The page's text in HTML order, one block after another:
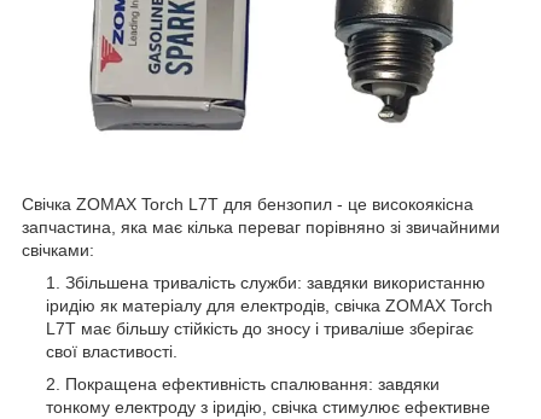
Свічка ZOMAX Torch L7T для бензопил - це високоякісна
запчастина, яка має кілька переваг порівняно зі звичайними
свічками:
Збільшена тривалість служби: завдяки використанню
іридію як матеріалу для електродів, свічка ZOMAX Torch
L7T має більшу стійкість до зносу і триваліше зберігає
свої властивості.
Покращена ефективність спалювання: завдяки
тонкому електроду з іридію, свічка стимулює ефективне